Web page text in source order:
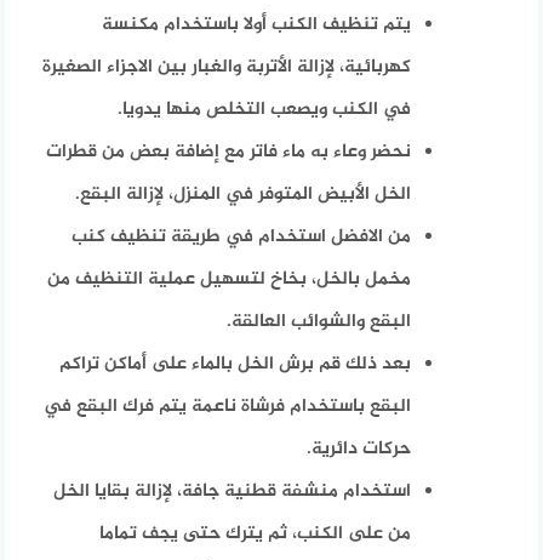
يتم تنظيف الكنب أولا باستخدام مكنسة
كهربائية، لإزالة الأتربة والغبار بين الاجزاء الصغيرة
في الكنب ويصعب التخلص منها يدويا.
نحضر وعاء به ماء فاتر مع إضافة بعض من قطرات
الخل الأبيض المتوفر في المنزل، لإزالة البقع.
من الافضل استخدام في طريقة تنظيف كنب
مخمل بالخل، بخاخ لتسهيل عملية التنظيف من
البقع والشوائب العالقة.
بعد ذلك قم برش الخل بالماء على أماكن تراكم
البقع باستخدام فرشاة ناعمة يتم فرك البقع في
حركات دائرية.
استخدام منشفة قطنية جافة، لإزالة بقايا الخل
من على الكنب، ثم يترك حتى يجف تماما